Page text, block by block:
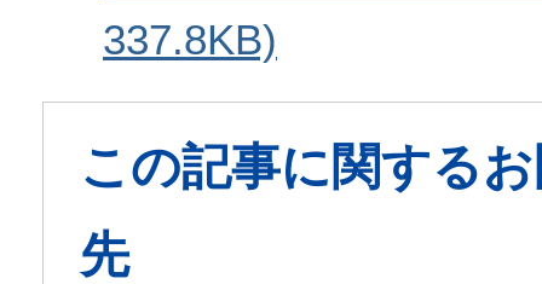
337.8KB)
この記事に関する
先